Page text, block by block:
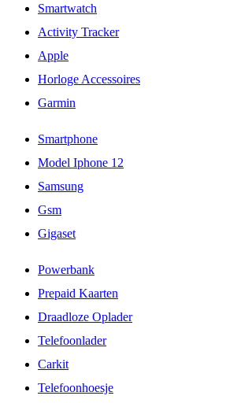
Smartwatch
Activity Tracker
Apple
Horloge Accessoires
Garmin
Smartphone
Model Iphone 12
Samsung
Gsm
Gigaset
Powerbank
Prepaid Kaarten
Draadloze Oplader
Telefoonlader
Carkit
Telefoonhoesje